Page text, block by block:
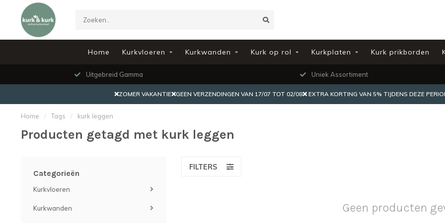
Home Kurkvloeren Kurkwanden Kurk op rol Kurkplaten Kurk prikborden
Uitgebreid Gamma Uniek Assortiment
❌ZOMER VAKANTIE❌GEEN VERZENDINGEN VAN 17/07 TOT 02/08❌ EXTRA KORTING VAN 5% TIJDENS DEZE
Home / Tags / kurk leggen
Producten getagd met kurk leggen
Categorieën
Kurkvloeren
Kurkwanden
FILTERS
Geen producten